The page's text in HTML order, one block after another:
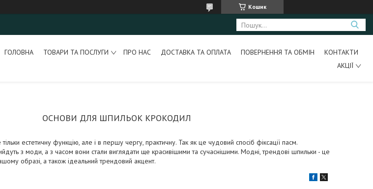
Кошик
ГОЛОВНА ТОВАРИ ТА ПОСЛУГИ ПРО НАС ДОСТАВКА ТА ОПЛАТА ПОВЕРНЕННЯ ТА ОБМІН
КОНТАКТИ
АКЦІЇ
ОСНОВИ ДЛЯ ШПИЛЬОК КРОКОДИЛ
естетичну функцію, але і в першу чергу, практичну. Так як це чудовий спосіб фіксації пасм.
з моди, а з часом вони стали виглядати ще красивішими та сучаснішими. Модні, трендові шпильки - це
образі, а також ідеальний трендовий акцент.